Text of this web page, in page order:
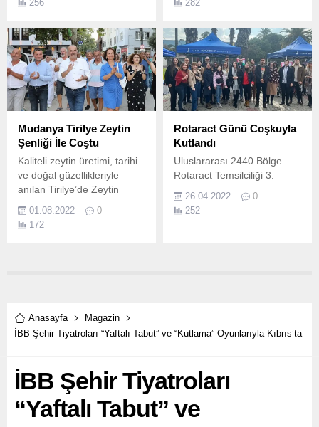
birlikte değişen
planlarını MAG'a anlattı.
256
sahneleyeceği “Nilüfer
Yarışması”nda başvurular
başladı.
282
Mudanya Tirilye Zeytin
Şenliği İle Coştu
Kaliteli zeytin üretimi, tarihi
ve doğal güzellikleriyle
anılan Tirilye’de Zeytin
01.08.2022
0
172
Rotaract Günü Coşkuyla
Kutlandı
Uluslararası 2440 Bölge
Rotaract Temsilciliği 3.
26.04.2022
0
252
Anasayfa
Magazin
İBB Şehir Tiyatroları “Yaftalı Tabut” ve “Kutlama” Oyunlarıyla Kıbrıs’ta
İBB Şehir Tiyatroları
“Yaftalı Tabut” ve